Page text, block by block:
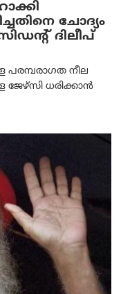
ചോദ്യം
ദിലീപ്
പരമ്പരാഗത നീല
ജേഴ്‌സി ധരിക്കാൻ